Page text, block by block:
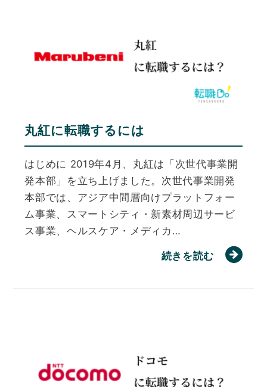
丸紅に転職するには
はじめに 2019年4月、丸紅は「次世代事業開
発本部」を立ち上げました。次世代事業開発
本部では、アジア中間層向けプラットフォー
ム事業、スマートシティ・新素材周辺サービ
ス事業、ヘルスケア・メディカ…
続きを読む